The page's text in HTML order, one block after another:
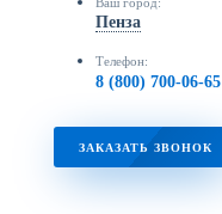
Пенза
Телефон:
8 (800) 700-06-65
ЗАКАЗАТЬ ЗВОНОК